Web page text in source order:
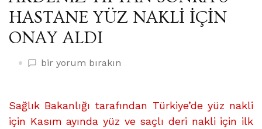
HASTANE YÜZ NAKLİ İÇİN
ONAY ALDI
AKDENİZ
3
HASTANE
bir yorum bırakın
Sağlık Bakanlığı tarafından Türkiye’de yüz nakli
için Kasım ayında yüz ve saçlı deri nakli için ilk